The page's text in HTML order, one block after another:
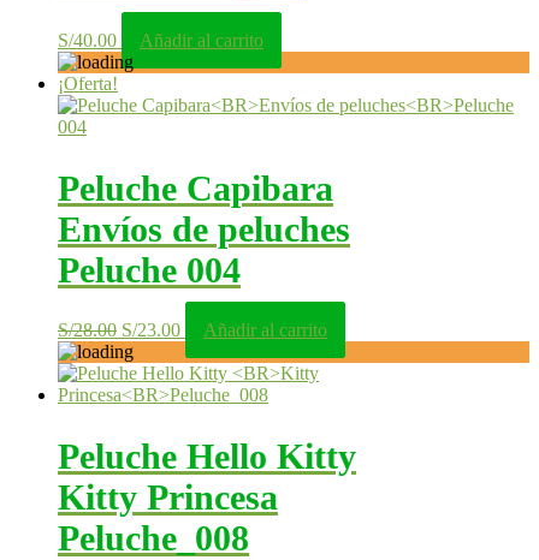
S/40.00 Añadir al carrito
¡Oferta!
Peluche Capibara
Envíos de peluches
Peluche 004
S/28.00 El
precio
original
era:
S/23.00El
precio
actual
es:
Añadir al carrito
Peluche Hello Kitty
Kitty Princesa
Peluche_008